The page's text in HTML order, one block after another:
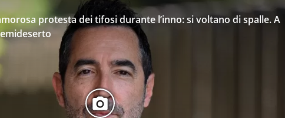
protesta dei tifosi durante l’inno: si voltano di spalle. A